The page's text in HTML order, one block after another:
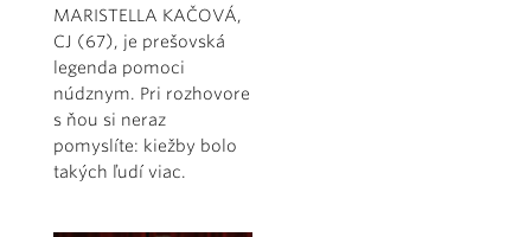
MARISTELLA KAČOVÁ,
CJ (67), je prešovská
legenda pomoci
núdznym. Pri rozhovore
s ňou si neraz
pomyslíte: kiežby bolo
takých ľudí viac.